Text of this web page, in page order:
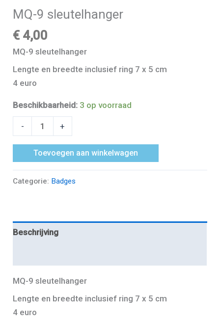
MQ-9 sleutelhanger
€ 4,00
MQ-9 sleutelhanger
Lengte en breedte inclusief ring 7 x 5 cm
4 euro
Beschikbaarheid: 3 op voorraad
- +
Toevoegen aan winkelwagen
Categorie: Badges
Beschrijving
MQ-9 sleutelhanger
Lengte en breedte inclusief ring 7 x 5 cm
4 euro